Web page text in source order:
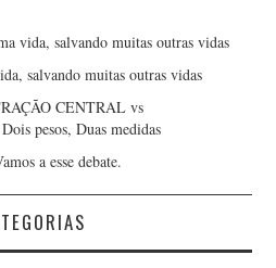
vida, salvando muitas outras vidas
salvando muitas outras vidas
CENTRAL vs
pesos, Duas medidas
a esse debate.